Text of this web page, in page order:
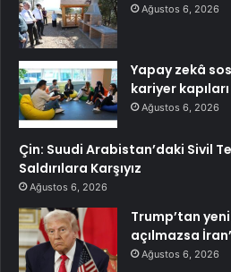
Ağustos 6, 2026
Yapay zekâ
kariyer
Ağustos 6, 2026
Çin: Suudi Arabistan’daki Sivil
Saldırılara Karşıyız
Ağustos 6, 2026
Trump’tan
açılmazsa
Ağustos 6, 2026